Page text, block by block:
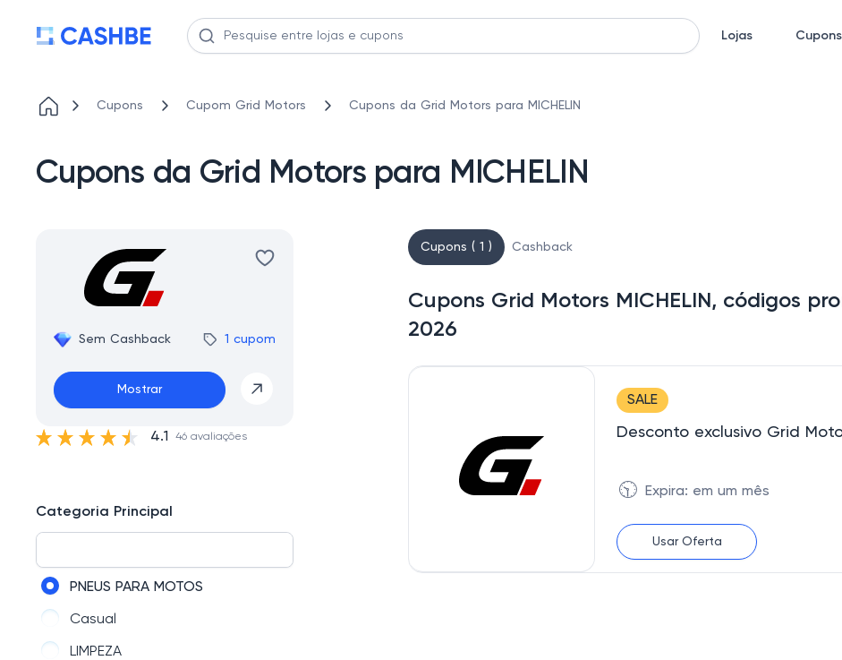
Lojas Cupons
Cupons Cupom Grid Motors Cupons da Grid Motors para MICHELIN
Cupons da Grid Motors para MICHELIN
Sem Cashback 1 cupom
Mostrar
4.1 46 avaliações
Categoria Principal
PNEUS PARA MOTOS
Casual
LIMPEZA
Cupons ( 1 ) Cashback
Cupons Grid Motors MICHELIN, códigos
2026
SALE
Desconto exclusivo Grid
🕥 Expira: em um mês
Usar Oferta